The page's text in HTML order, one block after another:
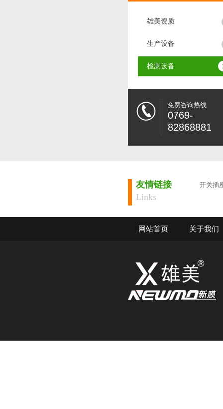
雄美资质
生产设备
检测设备
免费咨询热线
0769-
82868881
友情链接
Links
开关插
网站首页 关于我们